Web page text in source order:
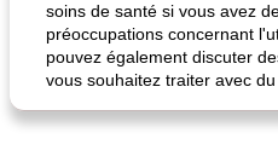
quinoa petit déjeuner méditerranéen
soins de santé si vous avez
préoccupations concernant
pouvez également discuter
vous souhaitez traiter avec du